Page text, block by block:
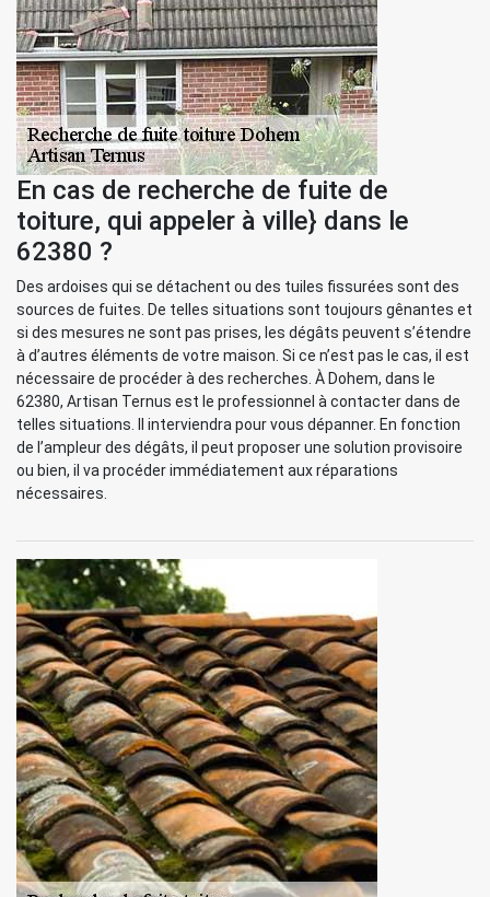
En cas de recherche de fuite de
toiture, qui appeler à ville} dans le
62380 ?
Des ardoises qui se détachent ou des tuiles fissurées sont des
sources de fuites. De telles situations sont toujours gênantes et
si des mesures ne sont pas prises, les dégâts peuvent s’étendre
à d’autres éléments de votre maison. Si ce n’est pas le cas, il est
nécessaire de procéder à des recherches. À Dohem, dans le
62380, Artisan Ternus est le professionnel à contacter dans de
telles situations. Il interviendra pour vous dépanner. En fonction
de l’ampleur des dégâts, il peut proposer une solution provisoire
ou bien, il va procéder immédiatement aux réparations
nécessaires.